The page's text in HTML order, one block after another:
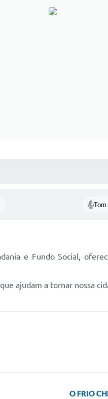
Tom
e Fundo Social,
ajudam a tornar nossa
O FRIO